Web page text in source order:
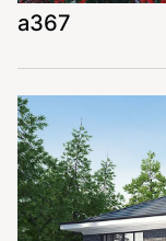
а367